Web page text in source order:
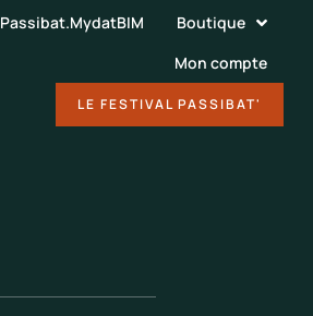
Passibat.MydatBIM
Boutique
Mon compte
LE FESTIVAL PASSIBAT'